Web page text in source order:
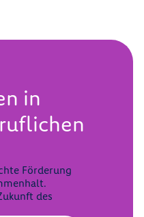
in
Förderung
des